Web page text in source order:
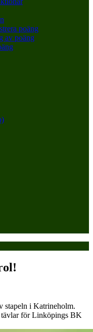
poäng
av poäng
stapeln i Katrineholm.
för Linköpings BK